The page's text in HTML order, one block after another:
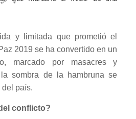
y limitada que prometió el
2019 se ha convertido en un
marcado por masacres y
sombra de la hambruna se
del país.
conflicto?